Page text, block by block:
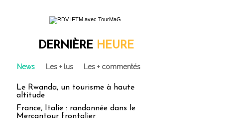
DERNIÈRE HEURE
News Les + lus Les + commentés
Le Rwanda, un tourisme à haute
altitude
France, Italie : randonnée dans le
Mercantour frontalier